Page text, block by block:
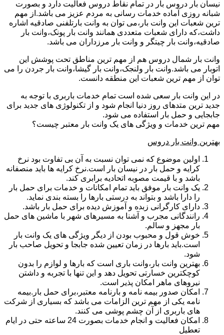
نیسان بار دروس بار در تمام نقاط دروس فعالیت دارد و بصورت
شبانه روزی آماده خدمات رسانی به مردم عزیز می باشد.از مهم
ترین شعبات این وانت بار،می توان به وانت بارتلفنی صادقیه اشاره
داشت،که دارای شعبات متعددی همانند وانت بار پونک،وانت بار
صادقیه،وانت بار چیتگر و وانت بار مرزداران می باشد.
وانت بار شمال دروس هم از مهم ترین مناطق تحت پوشش این
اتوبار می باشد.وانت بار ولنجک،وانت بار گیشا،وانت بار جردن را می
توان از مهم ترین شعبات این منطقه دانست.
در این وانت بار سعی شده است تمام خدمات باربری با توجه به
جدید ترین متدهای روز دنیا انجام شود و از تکنولوژی های جدید برای
جابجایی و حمل بار استفاده می شود.
مهم ترین خدمات و ویژگی های یک وانت بار معتبر چیست؟
بهترین وانت بار دروس
اولین موضوع که نمی توان نسبت به آن بی تفاوت بود نرخ
کرایه و حمل بار در نیسان بار است.نرخ کرایه ها باید منصفانه
باشد و با قیمت مصوبه اتحادیه برابری کند.
یک وانت بار موفق باید تمام امکانات و خدمات برای حمل بار
را دارا باشد و بتواند به درستی بارها را بسته بندی نماید.
دارای کارگرانی زبده و آموزش دیده برای حمل بار باشد.
رانندگانی مجرب و آشنا به مسیرهای شهر با ماشین های حمل
بار مجهز و سالم.
خوش قول و محبوب بودن از دیگر ویژگی های یک وانت بار
است.باید بارها در زمان تعیین شده جابجا و تحویل صاحب بار
شود.
بهترین وانت بار،وانت باری است که بارها و لوازم را بدون
کوچکترین خسارتی تحویل دهد و این تنها با تجربه و داشتن
نیروهای ماهر امکان پذیر است.
امکان صدور بیمه نامه و بارنامه معتبر،برای حمل بار.بیمه
نامه یکی از مهم ترین الزامات می باشد که بسیاری از شرکت
های باربری از آن چشم پوشی می کنند.
امکان فعالیت و انجام خدمات بصورت 24 ساعته حتی در ایام
تعطیل